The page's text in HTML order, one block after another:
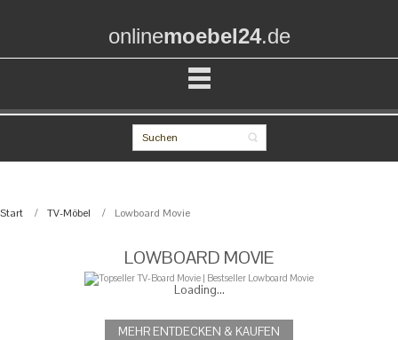
onlinemoebel24.de
Start TV-Möbel Lowboard Movie
LOWBOARD MOVIE
Loading...
MEHR ENTDECKEN & KAUFEN